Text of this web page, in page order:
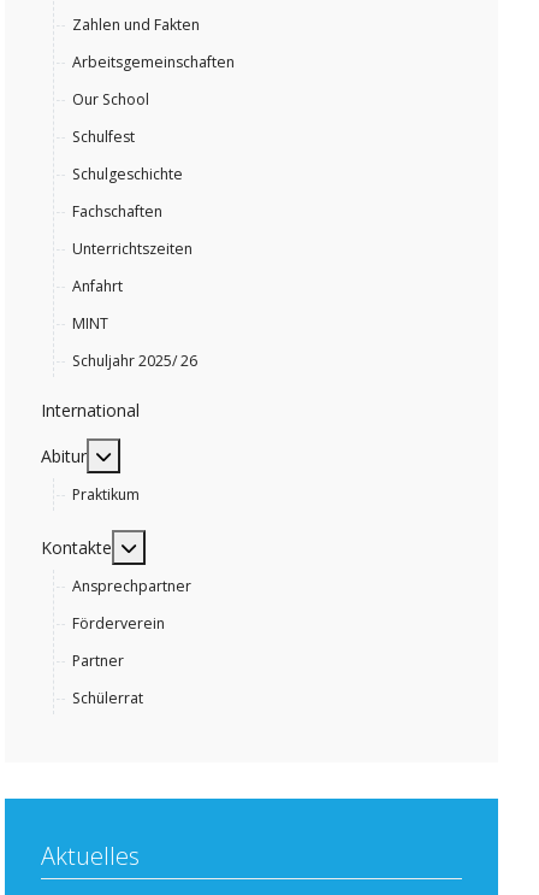
Zahlen und Fakten
Arbeitsgemeinschaften
Our School
Schulfest
Schulgeschichte
Fachschaften
Unterrichtszeiten
Anfahrt
MINT
Schuljahr 2025/ 26
International
Abitur
MOD_MENU_TOGGLE_SUBMENU_LABEL
Praktikum
Kontakte MOD_MENU_TOGGLE_SUBMENU_LABEL
Ansprechpartner
Förderverein
Partner
Schülerrat
Aktuelles